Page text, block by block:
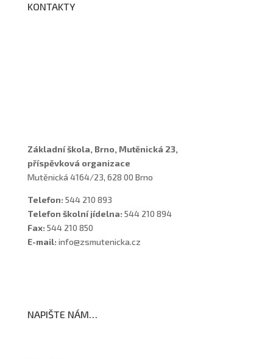
KONTAKTY
Základní škola, Brno, Mutěnická 23,
příspěvková organizace
Mutěnická 4164/23, 628 00 Brno
Telefon: 544 210 893
Telefon školní jídelna: 544 210 894
Fax: 544 210 850
E-mail: info@zsmutenicka.cz
NAPIŠTE NÁM…